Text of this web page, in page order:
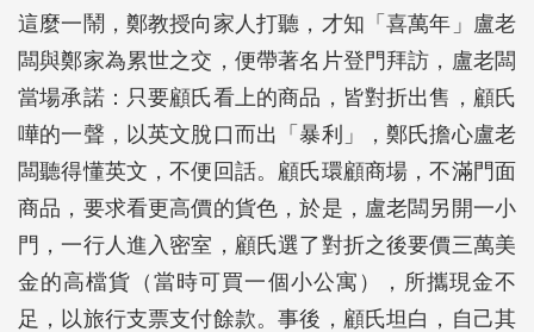
這麼一鬧，鄭教授向家人打聽，才知「喜萬年」盧老
闆與鄭家為累世之交，便帶著名片登門拜訪，盧老闆
當場承諾：只要顧氏看上的商品，皆對折出售，顧氏
嘩的一聲，以英文脫口而出「暴利」，鄭氏擔心盧老
闆聽得懂英文，不便回話。顧氏環顧商場，不滿門面
商品，要求看更高價的貨色，於是，盧老闆另開一小
門，一行人進入密室，顧氏選了對折之後要價三萬美
金的高檔貨（當時可買一個小公寓），所攜現金不
足，以旅行支票支付餘款。事後，顧氏坦白，自己其